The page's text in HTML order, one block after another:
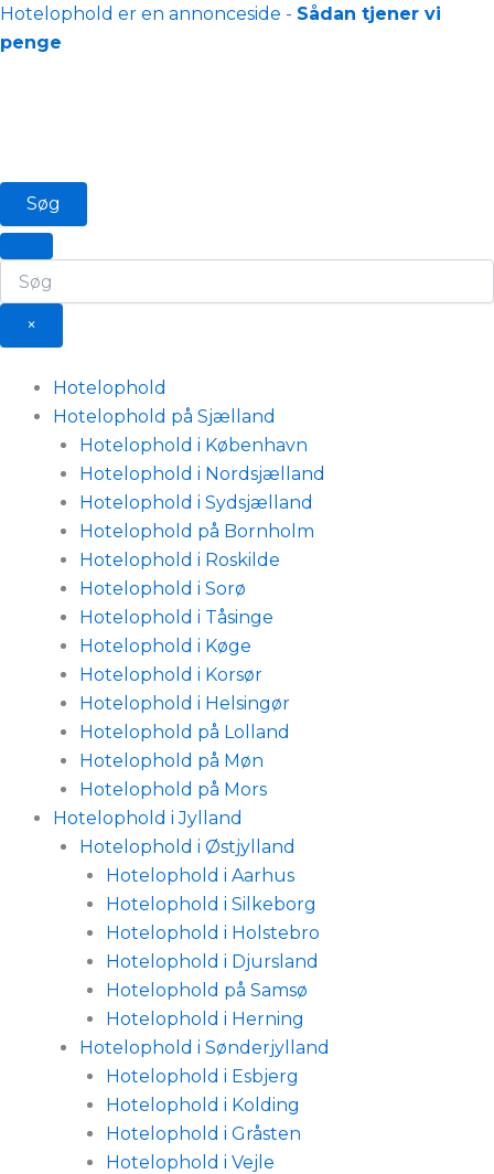
Gå
til
Hotelophold er en annonceside - Sådan tjener vi
penge
Søg
×
Hotelophold
Hotelophold på Sjælland
Hotelophold i København
Hotelophold i Nordsjælland
Hotelophold i Sydsjælland
Hotelophold på Bornholm
Hotelophold i Roskilde
Hotelophold i Sorø
Hotelophold i Tåsinge
Hotelophold i Køge
Hotelophold i Korsør
Hotelophold i Helsingør
Hotelophold på Lolland
Hotelophold på Møn
Hotelophold på Mors
Hotelophold i Jylland
Hotelophold i Østjylland
Hotelophold i Aarhus
Hotelophold i Silkeborg
Hotelophold i Holstebro
Hotelophold i Djursland
Hotelophold på Samsø
Hotelophold i Herning
Hotelophold i Sønderjylland
Hotelophold i Esbjerg
Hotelophold i Kolding
Hotelophold i Gråsten
Hotelophold i Vejle